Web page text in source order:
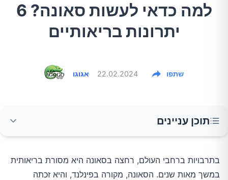
למה כדאי לעשות סאונה? 6
יתרונות בריאותיים
אגוגו 22.02.2024 שתפו
תוכן עניינים
בריאות לב וכלי דם משופרת
בתרבויות ברחבי העולם, רחצה בסאונה היא מסורת בריאותית
במשך מאות שנים. הסאונה, מקורה בפינלנד, והיא זכתה